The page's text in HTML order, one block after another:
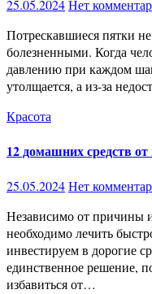
25.05.2024Нет
Потрескавшиеся пятки не только некрасивы, но и могут быть
болезненными. Когда
давлению при каждом
утолщается, а из-за
Красота
12 домашних средств
25.05.2024Нет
Независимо от причины их появления, прыщи на лице
необходимо лечить
инвестируем в дорогие
единственное решение,
избавиться от…